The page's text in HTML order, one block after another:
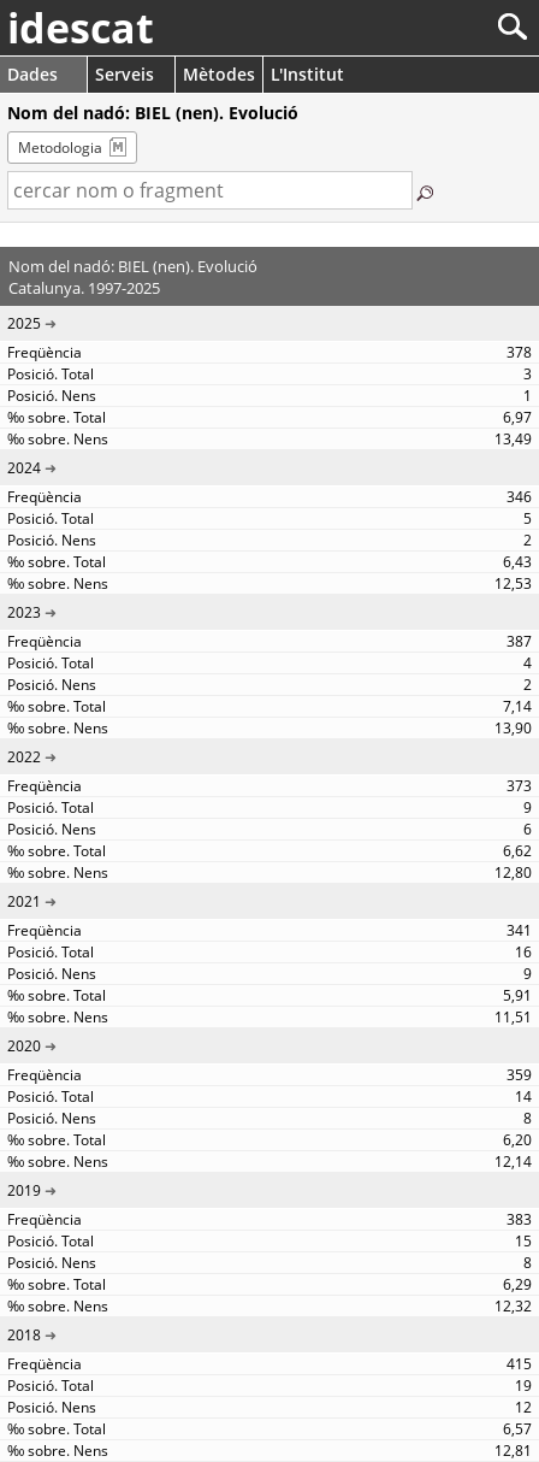
idescat
Dades Serveis Mètodes
L'Institut
Nom del nadó: BIEL (nen). Evolució
Metodologia
Nom del nadó: BIEL (nen). Evolució
Catalunya. 1997-2025
2025
378
3
1
6,97
13,49
2024
346
5
2
6,43
12,53
2023
387
4
2
7,14
13,90
2022
373
9
6
6,62
12,80
2021
341
16
9
5,91
11,51
2020
359
14
8
6,20
12,14
2019
383
15
8
6,29
12,32
2018
415
19
12
6,57
12,81